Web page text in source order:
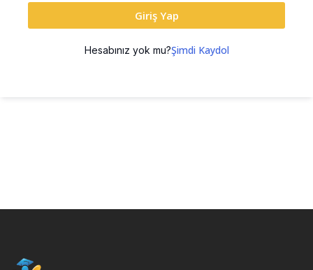
Giriş Yap
Hesabınız yok mu?Şimdi Kaydol